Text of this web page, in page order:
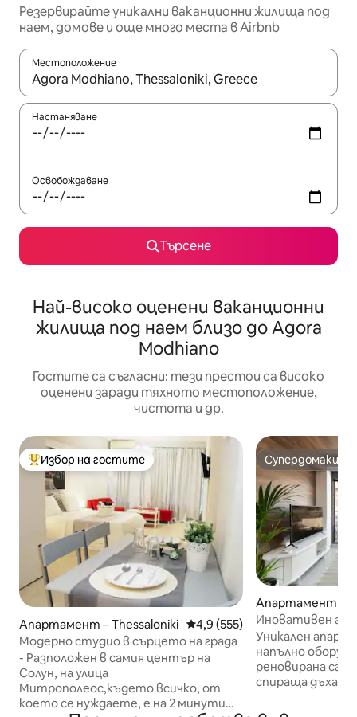
Резервирайте уникални ваканционни жилища под
наем, домове и още много места в Airbnb
Местоположение
Когато резултатите се покажат, използвайте
Настаняване
Освобождаване
Търсене
Най-високо оценени ваканционни
жилища под наем близо до Agora
Modhiano
Гостите са съгласни: тези престои са високо
оценени заради тяхното местоположение,
чистота и др.
Най-популярен избор на гостите
Избор на гостите
Апартамент – Thessaloniki Средна оценка: 4,9 от 5,
4,9 (555)
Модерно студио в сърцето на града
- Разположен в самия център на
Солун, на улица
Митрополеос,където всичко, от
което се нуждаете, е на 2 минути
Супердомакин
Супердомакин
Апартамент –
ki
Иновативен
последния етаж
гледка в
Уникален
напълно
реновирана
спираща дъха
първокласни